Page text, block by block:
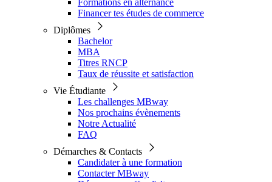
Formations en alternance
Financer tes études de commerce
Diplômes
Bachelor
MBA
Titres RNCP
Taux de réussite et satisfaction
Vie Étudiante
Les challenges MBway
Nos prochains évènements
Notre Actualité
FAQ
Démarches & Contacts
Candidater à une formation
Contacter MBway